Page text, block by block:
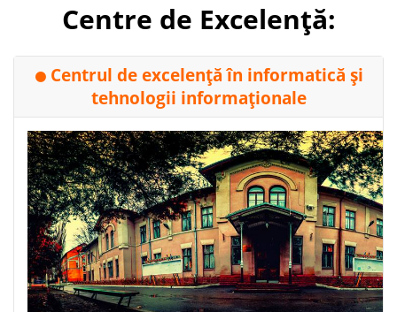
Centre de Excelență:
⚫ Centrul de excelenţă în informatică şi
tehnologii informaţionale